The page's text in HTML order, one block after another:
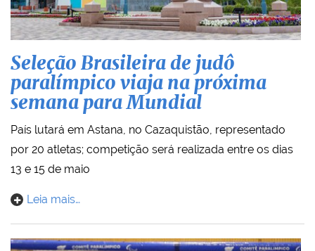
Seleção Brasileira de judô
paralímpico viaja na próxima
semana para Mundial
País lutará em Astana, no Cazaquistão, representado
por 20 atletas; competição será realizada entre os dias
13 e 15 de maio
Leia mais…